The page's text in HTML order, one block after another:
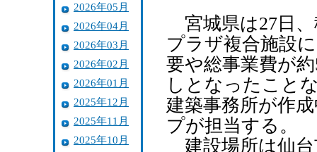
2026年05月
2026年04月
2026年03月
2026年02月
2026年01月
2025年12月
2025年11月
2025年10月
宮城県は27日、
プラザ複合施設
要や総事業費が
しとなったこと
建築事務所が作
プが担当する。
建設場所は仙台